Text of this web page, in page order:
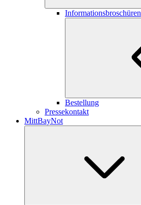
Informationsbroschüren
Bestellung
Pressekontakt
MittBayNot